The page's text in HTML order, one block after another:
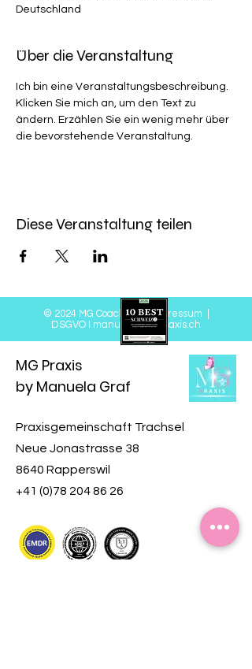
Deutschland
Über die Veranstaltung
Ich bin eine Veranstaltungsbeschreibung.
Klicken Sie mich an, um den Text zu
ändern. Erzählen Sie ein wenig mehr über
die bevorstehende Veranstaltung.
Diese Veranstaltung teilen
© 2024 MG Coaching |Impressum
DSGVO I manuela@mgpraxis.ch
MG Praxis
by Manuela Graf
Praxisgemeinschaft Trachsel
Neue Jonastrasse 38
8640 Rapperswil
+41 (0)78 204 86 26